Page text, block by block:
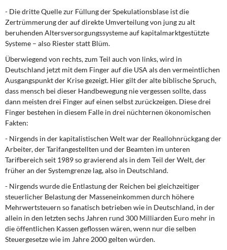
- Die dritte Quelle zur Füllung der Spekulationsblase ist die
Zertrümmerung der auf direkte Umverteilung von jung zu alt
beruhenden Altersversorgungssysteme auf kapitalmarktgestützte
Systeme – also Riester statt Blüm.
Überwiegend von rechts, zum Teil auch von links, wird in
Deutschland jetzt mit dem Finger auf die USA als den vermeintlichen
Ausgangspunkt der Krise gezeigt. Hier gilt der alte biblische Spruch,
dass mensch bei dieser Handbewegung nie vergessen sollte, dass
dann meisten drei Finger auf einen selbst zurückzeigen. Diese drei
Finger bestehen in diesem Falle in drei nüchternen ökonomischen
Fakten:
- Nirgends in der kapitalistischen Welt war der Reallohnrückgang der
Arbeiter, der Tarifangestellten und der Beamten im unteren
Tarifbereich seit 1989 so gravierend als in dem Teil der Welt, der
früher an der Systemgrenze lag, also in Deutschland.
- Nirgends wurde die Entlastung der Reichen bei gleichzeitiger
steuerlicher Belastung der Masseneinkommen durch höhere
Mehrwertsteuern so fanatisch betrieben wie in Deutschland, in der
allein in den letzten sechs Jahren rund 300 Milliarden Euro mehr in
die öffentlichen Kassen geflossen wären, wenn nur die selben
Steuergesetze wie im Jahre 2000 gelten würden.